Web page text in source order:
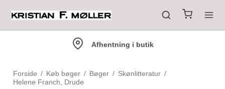
Afhentning i butik
Forside / Køb bøger / Bøger / Skønlitteratur /
Helene Franch, Drude